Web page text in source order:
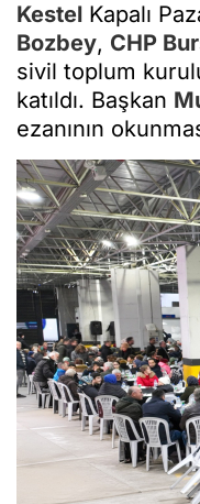
Kestel Kapalı
Bozbey, CHP
sivil toplum
katıldı. Başkan
ezanının